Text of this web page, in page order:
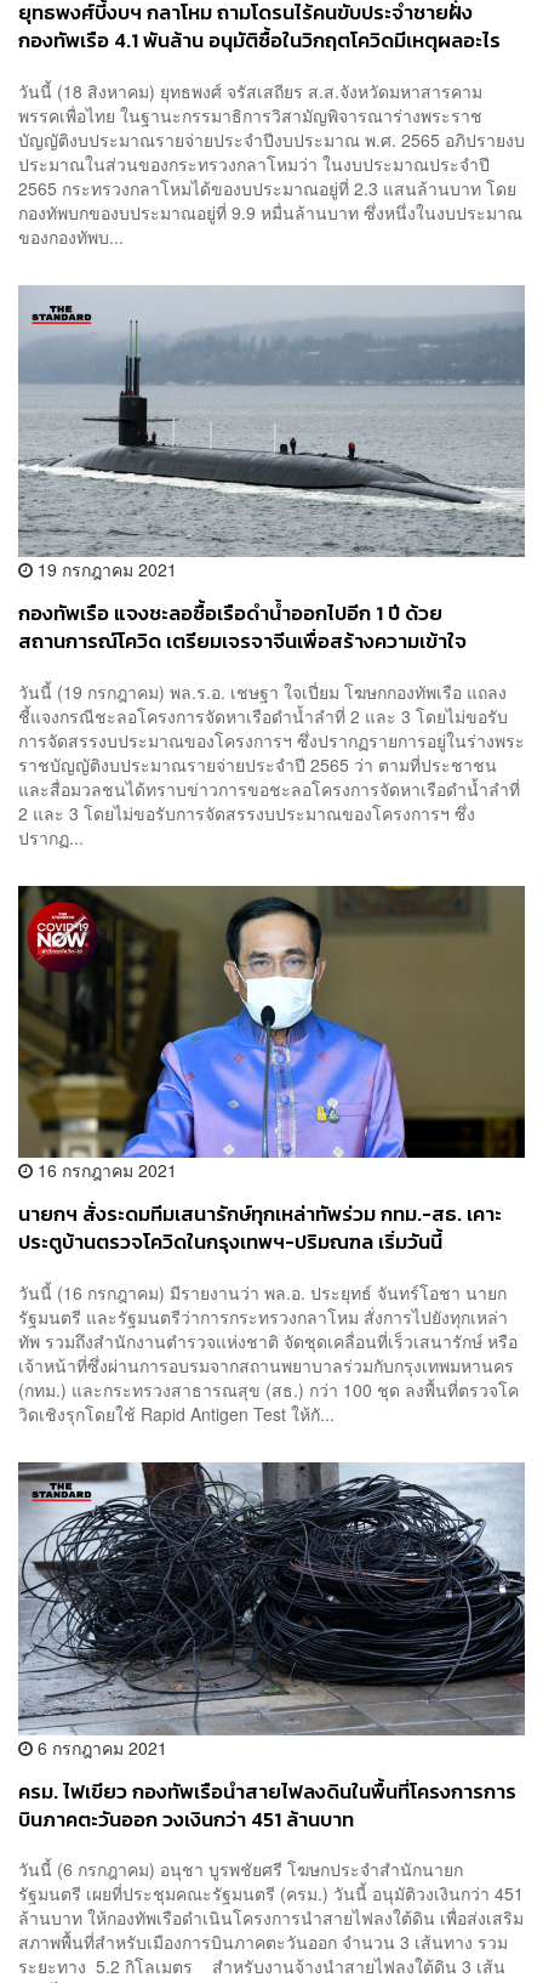
ยุทธพงศ์บี้งบฯ กลาโหม ถามโดรนไร้คนขับประจำชายฝั่ง
กองทัพเรือ 4.1 พันล้าน อนุมัติซื้อในวิกฤตโควิดมีเหตุผลอะไร
วันนี้ (18 สิงหาคม) ยุทธพงศ์ จรัสเสถียร ส.ส.จังหวัดมหาสารคาม
พรรคเพื่อไทย ในฐานะกรรมาธิการวิสามัญพิจารณาร่างพระราช
บัญญัติงบประมาณรายจ่ายประจำปีงบประมาณ พ.ศ. 2565 อภิปรายงบ
ประมาณในส่วนของกระทรวงกลาโหมว่า ในงบประมาณประจำปี
2565 กระทรวงกลาโหมได้ของบประมาณอยู่ที่ 2.3 แสนล้านบาท โดย
กองทัพบกของบประมาณอยู่ที่ 9.9 หมื่นล้านบาท ซึ่งหนึ่งในงบประมาณ
ของกองทัพบ...
19 กรกฎาคม 2021
กองทัพเรือ แจงชะลอซื้อเรือดำน้ำออกไปอีก 1 ปี ด้วย
สถานการณ์โควิด เตรียมเจรจาจีนเพื่อสร้างความเข้าใจ
วันนี้ (19 กรกฎาคม) พล.ร.อ. เชษฐา ใจเปี่ยม โฆษกกองทัพเรือ แถลง
ชี้แจงกรณีชะลอโครงการจัดหาเรือดำน้ำลำที่ 2 และ 3 โดยไม่ขอรับ
การจัดสรรงบประมาณของโครงการฯ ซึ่งปรากฏรายการอยู่ในร่างพระ
ราชบัญญัติงบประมาณรายจ่ายประจำปี 2565 ว่า ตามที่ประชาชน
และสื่อมวลชนได้ทราบข่าวการขอชะลอโครงการจัดหาเรือดำน้ำลำที่
2 และ 3 โดยไม่ขอรับการจัดสรรงบประมาณของโครงการฯ ซึ่ง
ปรากฏ...
16 กรกฎาคม 2021
นายกฯ สั่งระดมทีมเสนารักษ์ทุกเหล่าทัพร่วม กทม.-สธ. เคาะ
ประตูบ้านตรวจโควิดในกรุงเทพฯ-ปริมณฑล เริ่มวันนี้
วันนี้ (16 กรกฎาคม) มีรายงานว่า พล.อ. ประยุทธ์ จันทร์โอชา นายก
รัฐมนตรี และรัฐมนตรีว่าการกระทรวงกลาโหม สั่งการไปยังทุกเหล่า
ทัพ รวมถึงสำนักงานตำรวจแห่งชาติ จัดชุดเคลื่อนที่เร็วเสนารักษ์ หรือ
เจ้าหน้าที่ซึ่งผ่านการอบรมจากสถานพยาบาลร่วมกับกรุงเทพมหานคร
(กทม.) และกระทรวงสาธารณสุข (สธ.) กว่า 100 ชุด ลงพื้นที่ตรวจโค
วิดเชิงรุกโดยใช้ Rapid Antigen Test ให้กั...
6 กรกฎาคม 2021
ครม. ไฟเขียว กองทัพเรือนำสายไฟลงดินในพื้นที่โครงการการ
บินภาคตะวันออก วงเงินกว่า 451 ล้านบาท
วันนี้ (6 กรกฎาคม) อนุชา บูรพชัยศรี โฆษกประจำสำนักนายก
รัฐมนตรี เผยที่ประชุมคณะรัฐมนตรี (ครม.) วันนี้ อนุมัติวงเงินกว่า 451
ล้านบาท ให้กองทัพเรือดำเนินโครงการนำสายไฟลงใต้ดิน เพื่อส่งเสริม
สภาพพื้นที่สำหรับเมืองการบินภาคตะวันออก จำนวน 3 เส้นทาง รวม
ระยะทาง 5.2 กิโลเมตร สำหรับงานจ้างนำสายไฟลงใต้ดิน 3 เส้น